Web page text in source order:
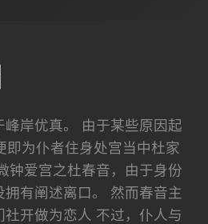
峰岸优真。 由于某些原因起
即为仆者住身处宫当中杜家
钟爱宫之杜春音，由于身份
有阐述离口。 然而春音主
开做为恋人 不过，仆人与